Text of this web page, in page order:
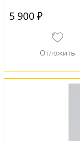
5 900 ₽